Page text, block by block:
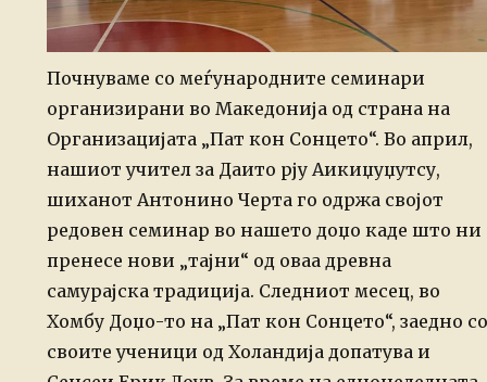
Почнуваме со меѓународните семинари
организирани во Македонија од страна на
Организацијата „Пат кон Сонцето“. Во април,
нашиот учител за Даито рју Аикиџуџутсу,
шиханот Антонино Черта го одржа својот
редовен семинар во нашето доџо каде што ни
пренесе нови „тајни“ од оваа древна
самурајска традиција. Следниот месец, во
Хомбу Доџо-то на „Пат кон Сонцето“, заедно со
своите ученици од Холандија допатува и